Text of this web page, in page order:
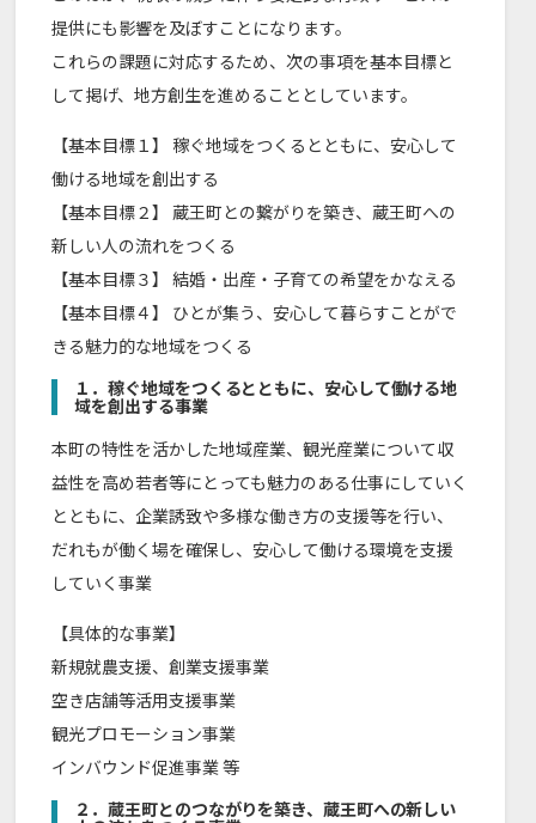
提供にも影響を及ぼすことになります。
これらの課題に対応するため、次の事項を基本目標と
して掲げ、地方創生を進めることとしています。
【基本目標１】 稼ぐ地域をつくるとともに、安心して
働ける地域を創出する
【基本目標２】 蔵王町との繋がりを築き、蔵王町への
新しい人の流れをつくる
【基本目標３】 結婚・出産・子育ての希望をかなえる
【基本目標４】 ひとが集う、安心して暮らすことがで
きる魅力的な地域をつくる
１．稼ぐ地域をつくるとともに、安心して働ける地
域を創出する事業
本町の特性を活かした地域産業、観光産業について収
益性を高め若者等にとっても魅力のある仕事にしていく
とともに、企業誘致や多様な働き方の支援等を行い、
だれもが働く場を確保し、安心して働ける環境を支援
していく事業
【具体的な事業】
新規就農支援、創業支援事業
空き店舗等活用支援事業
観光プロモーション事業
インバウンド促進事業 等
２．蔵王町とのつながりを築き、蔵王町への新しい